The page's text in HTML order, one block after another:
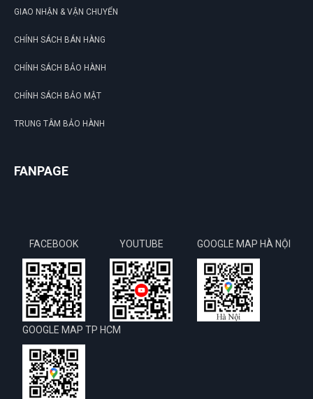
GIAO NHẬN & VẬN CHUYỂN
CHÍNH SÁCH BÁN HÀNG
CHÍNH SÁCH BẢO HÀNH
CHÍNH SÁCH BẢO MẬT
TRUNG TÂM BẢO HÀNH
FANPAGE
FACEBOOK YOUTUBE GOOGLE MAP HÀ NỘI
GOOGLE MAP TP HCM